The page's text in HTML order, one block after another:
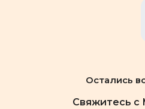
Остались
Свяжитесь с